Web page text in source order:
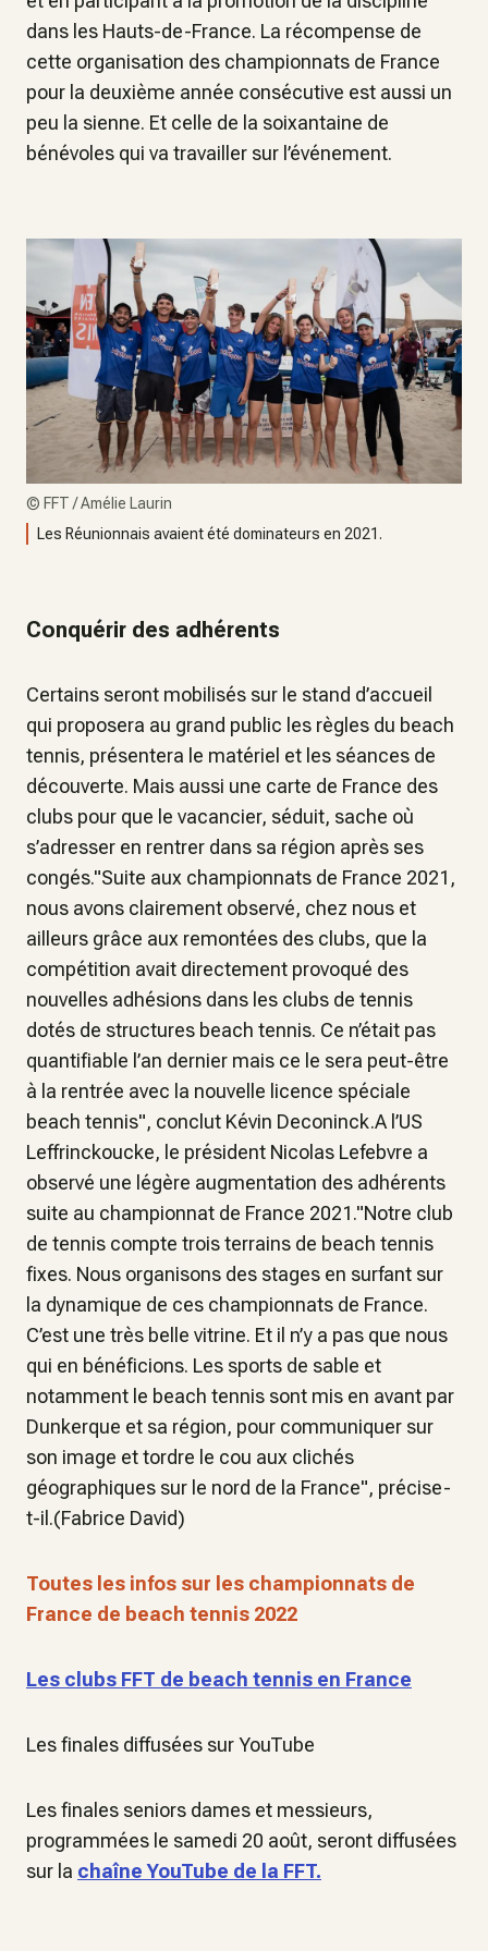
dans les Hauts-de-France. La récompense de
cette organisation des championnats de France
pour la deuxième année consécutive est aussi un
peu la sienne. Et celle de la soixantaine de
bénévoles qui va travailler sur l’événement.
© FFT / Amélie Laurin
Les Réunionnais avaient été dominateurs en 2021.
Conquérir des adhérents
Certains seront mobilisés sur le stand d’accueil
qui proposera au grand public les règles du beach
tennis, présentera le matériel et les séances de
découverte. Mais aussi une carte de France des
clubs pour que le vacancier, séduit, sache où
s’adresser en rentrer dans sa région après ses
congés."Suite aux championnats de France 2021,
nous avons clairement observé, chez nous et
ailleurs grâce aux remontées des clubs, que la
compétition avait directement provoqué des
nouvelles adhésions dans les clubs de tennis
dotés de structures beach tennis. Ce n’était pas
quantifiable l’an dernier mais ce le sera peut-être
à la rentrée avec la nouvelle licence spéciale
beach tennis", conclut Kévin Deconinck.A l’US
Leffrinckoucke, le président Nicolas Lefebvre a
observé une légère augmentation des adhérents
suite au championnat de France 2021."Notre club
de tennis compte trois terrains de beach tennis
fixes. Nous organisons des stages en surfant sur
la dynamique de ces championnats de France.
C’est une très belle vitrine. Et il n’y a pas que nous
qui en bénéficions. Les sports de sable et
notamment le beach tennis sont mis en avant par
Dunkerque et sa région, pour communiquer sur
son image et tordre le cou aux clichés
géographiques sur le nord de la France", précise-
t-il.(Fabrice David)
Toutes les infos sur les championnats de
France de beach tennis 2022
Les clubs FFT de beach tennis en France
Les finales diffusées sur YouTube
Les finales seniors dames et messieurs,
programmées le samedi 20 août, seront diffusées
sur la chaîne YouTube de la FFT.